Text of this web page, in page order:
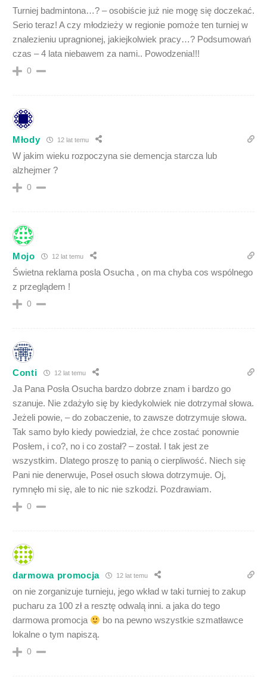
Turniej badmintona…? – osobiście już nie mogę się doczekać.
Serio teraz! A czy młodzieży w regionie pomoże ten turniej w
znalezieniu upragnionej, jakiejkolwiek pracy…? Podsumowań
czas – 4 lata niebawem za nami.. Powodzenia!!!
0
Młody 12 lat temu
W jakim wieku rozpoczyna sie demencja starcza lub
alzhejmer ?
0
Mojo 12 lat temu
Świetna reklama posla Osucha , on ma chyba cos wspólnego
z przeglądem !
0
Conti 12 lat temu
Ja Pana Posła Osucha bardzo dobrze znam i bardzo go
szanuje. Nie zdażyło się by kiedykolwiek nie dotrzymał słowa.
Jeżeli powie, – do zobaczenie, to zawsze dotrzymuje słowa.
Tak samo było kiedy powiedział, że chce zostać ponownie
Posłem, i co?, no i co został? – został. I tak jest ze
wszystkim. Dlatego proszę to panią o cierpliwość. Niech się
Pani nie denerwuje, Poseł osuch słowa dotrzymuje. Oj,
rymnęło mi się, ale to nic nie szkodzi. Pozdrawiam.
0
darmowa promocja 12 lat temu
on nie zorganizuje turnieju, jego wkład w taki turniej to zakup
pucharu za 100 zł a resztę odwalą inni. a jaka do tego
darmowa promocja
bo na pewno wszystkie szmatławce
lokalne o tym napiszą.
0